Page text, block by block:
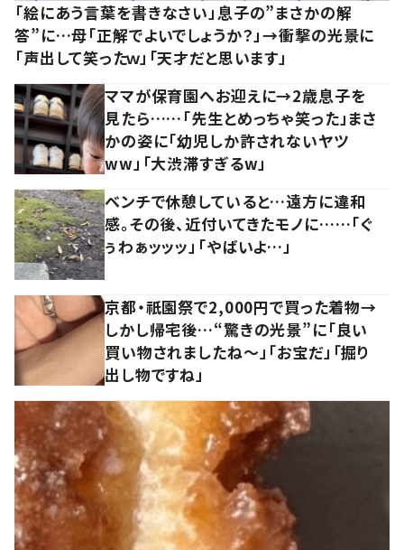
「絵にあう言葉を書きなさい」息子の”まさかの解
答”に…母「正解でよいでしょうか？」→衝撃の光景に
「声出して笑ったｗ」「天才だと思います」
ママが保育園へお迎えに→2歳息子を
見たら……「先生とめっちゃ笑った」まさ
かの姿に「幼児しか許されないヤツ
ww」「大渋滞すぎるw」
ベンチで休憩していると…遠方に違和
感。その後、近付いてきたモノに……「ぐ
ぅわぁッッッ」「やばいよ…」
京都・祇園祭で2,000円で買った着物→
しかし帰宅後…“驚きの光景”に「良い
買い物されましたね～」「お宝だ」「掘り
出し物ですね」